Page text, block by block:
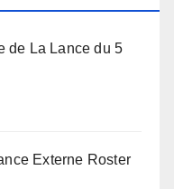
de La Lance du 5
Externe Roster